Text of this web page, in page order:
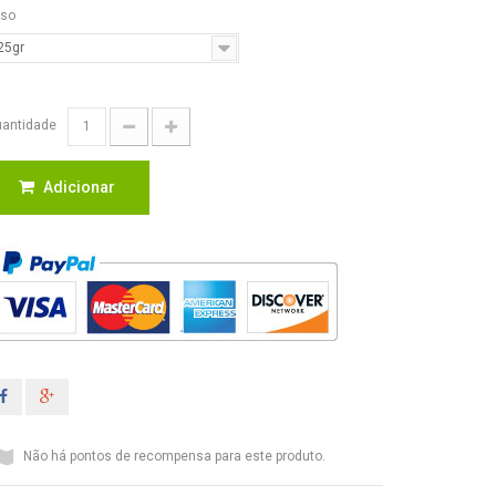
Adicionar
Não há pontos de recompensa para este produto.